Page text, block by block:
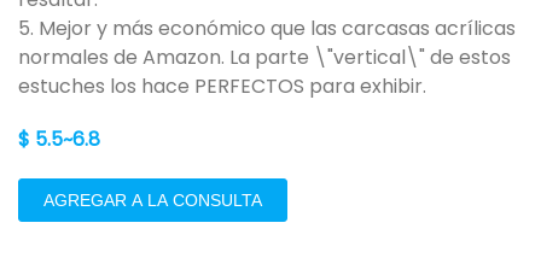
5. Mejor y más económico que las carcasas acrílicas
normales de Amazon. La parte \"vertical\" de estos
estuches los hace PERFECTOS para exhibir.
$ 5.5~6.8
AGREGAR A LA CONSULTA